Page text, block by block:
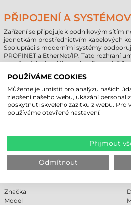
PŘIPOJENÍ A
Zařízení se připojuje k podnikovým sítím
jednotkám prostřednictvím kabelových
Spolupráci s moderními systémy
PROFINET a EtherNet/IP. Tato rozhraní
množství dat i vzdálenou konfiguraci. Díky
hladce začleňuje do architektur Industry
spojení s cloudovými systémy.
Napájení lze řešit i přes Power over
zjednodušuje kabeláž během instalace.
Matrix 220 může být integrována do
linek, kde lze na základě dat provádět
DATALOGIC MATRIX 220
PARAMETRY
Značka
Model
POUŽÍVÁME COOKIES
Můžeme je umístit pro analýzu našich
zlepšení našeho webu, ukázání
poskytnutí skvělého zážitku z webu. Pro
používáme otevřené nastavení.
Přijmout
Odmítnout